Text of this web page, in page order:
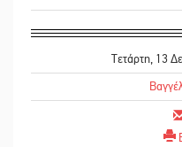
Τετάρτη, 13